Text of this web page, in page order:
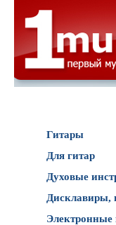
Гитары
Для гитар
Духовые
Дисклавиры,